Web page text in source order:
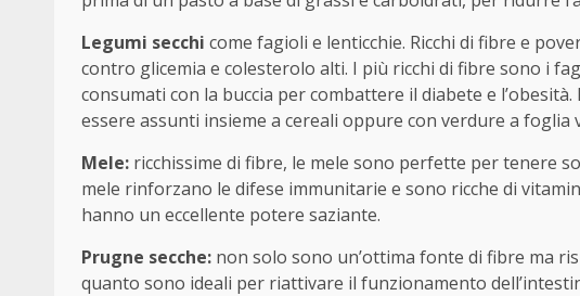
Legumi secchi come fagioli e lenticchie. Ricchi di fibre e
contro glicemia e colesterolo alti. I più ricchi di fibre sono i
consumati con la buccia per combattere il diabete e
essere assunti insieme a cereali oppure con verdure a
Mele: ricchissime di fibre, le mele sono perfette per tenere
mele rinforzano le difese immunitarie e sono ricche di
hanno un eccellente potere saziante.
Prugne secche: non solo sono un’ottima fonte di fibre ma
quanto sono ideali per riattivare il funzionamento